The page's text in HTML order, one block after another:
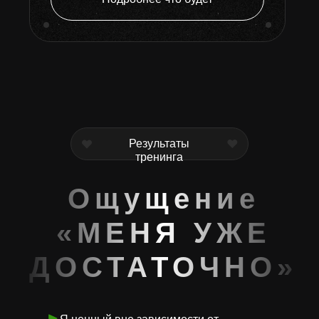
Результаты
тренинга
Ощущение
«МЕНЯ УЖЕ
ДОСТАТОЧНО»